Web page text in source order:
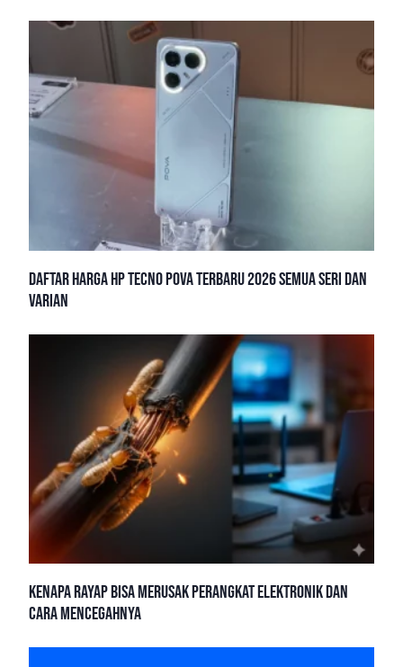
Daftar Harga HP Tecno Pova Terbaru 2026 Semua Seri dan
Varian
Kenapa Rayap Bisa Merusak Perangkat Elektronik dan
Cara Mencegahnya